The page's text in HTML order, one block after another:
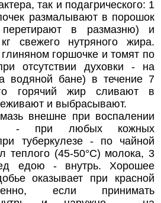
так и подагрического: 1
размалывают в порошок
в размазню) и
свежего нутряного жира.
горшочке и томят по
отсутствии духовки - на
водяной бане) в течение 7
горячий жир сливают в
и выбрасывают.
внешне при воспалении
- при любых кожных
туберкулезе - по чайной
теплого (45-50°С) молока, 3
едою - внутрь. Хорошее
оказывает при красной
если принимать